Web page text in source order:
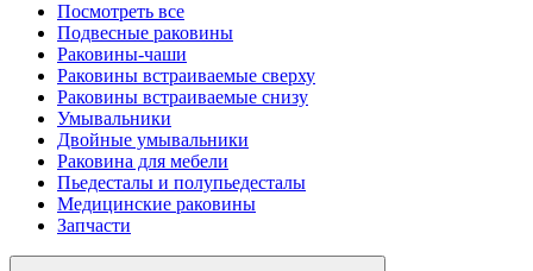
Посмотреть все
Подвесные раковины
Раковины-чаши
Раковины встраиваемые сверху
Раковины встраиваемые снизу
Умывальники
Двойные умывальники
Раковина для мебели
Пьедесталы и полупьедесталы
Медицинские раковины
Запчасти